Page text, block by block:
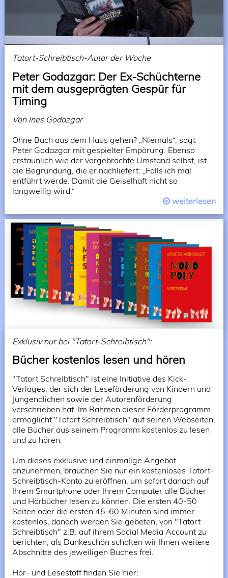
Tatort-Schreibtisch-Autor der Woche
Peter Godazgar: Der Ex-Schüchterne
mit dem ausgeprägten Gespür für
Timing
Von Ines Godazgar
Ohne Buch aus dem Haus gehen? „Niemals“, sagt
Peter Godazgar mit gespielter Empörung. Ebenso
erstaunlich wie der vorgebrachte Umstand selbst, ist
die Begründung, die er nachliefert: „Falls ich mal
entführt werde. Damit die Geiselhaft nicht so
langweilig wird.“
weiterlesen
Exklusiv nur bei "Tatort-Schreibtisch":
Bücher kostenlos lesen und hören
"Tatort Schreibtisch" ist eine Initiative des Kick-
Verlages, der sich der Leseförderung von Kindern und
Jungendlichen sowie der Autorenförderung
verschrieben hat. Im Rahmen dieser Förderprogramm
ermöglicht "Tatort Schreibtisch" auf seinen Webseiten,
alle Bücher aus seinem Programm kostenlos zu lesen
und zu hören.
Um dieses exklusive und einmalige Angebot
anzunehmen, brauchen Sie nur ein kostenloses Tatort-
Schreibtisch-Konto zu eröffnen, um sofort danach auf
Ihrem Smartphone oder Ihrem Computer alle Bücher
und Hörbücher lesen zu können. Die ersten 40-50
Seiten oder die ersten 45-60 Minuten sind immer
kostenlos, danach werden Sie gebeten, von "Tatort
Schreibtisch" z.B. auf ihrem Social Media Account zu
berichten, als Dankeschön schalten wir Ihnen weitere
Abschnitte des jeweiligen Buches frei.
Hör- und Lesestoff finden Sie hier: